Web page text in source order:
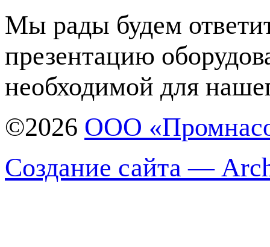
Мы рады будем
презентацию
необходимой для
©2026 ООО
Создание сайта —